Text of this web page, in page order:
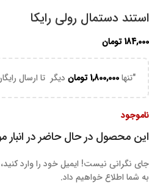
استند دستمال رولی رایکا
184,000 تومان
"تنها1,800,000 تومان دیگر تا ارسال
ناموجود
این محصول در حال حاضر در
جای نگرانی نیست! ایمیل خود را وارد
به شما اطلاع خواهیم داد.